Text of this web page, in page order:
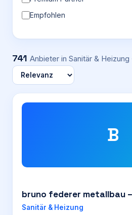
Empfohlen
741 Anbieter in Sanitär & Heizung
B
bruno federer metallbau
Sanitär & Heizung